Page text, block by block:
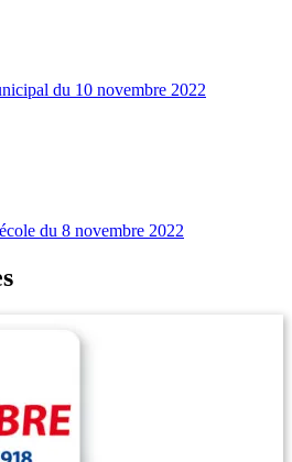
du 10 novembre 2022
du 8 novembre 2022